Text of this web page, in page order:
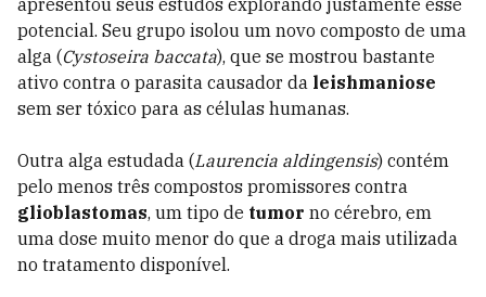
apresentou seus estudos explorando justamente esse
potencial. Seu grupo isolou um novo composto de uma
alga (Cystoseira baccata), que se mostrou bastante
ativo contra o parasita causador da leishmaniose
sem ser tóxico para as células humanas.
Outra alga estudada (Laurencia aldingensis) contém
pelo menos três compostos promissores contra
glioblastomas, um tipo de tumor no cérebro, em
uma dose muito menor do que a droga mais utilizada
no tratamento disponível.